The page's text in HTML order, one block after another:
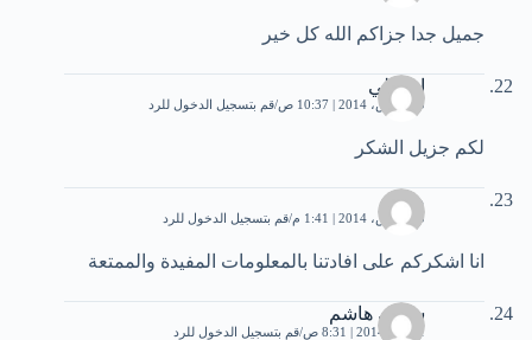
جميل جدا جزاكم الله كل خير
ابو علي
10 مارس، 2014 | 10:37 ص قم بتسجيل الدخول للرد
لكم جزيل الشكر
مريم
20 مارس، 2014 | 1:41 م قم بتسجيل الدخول للرد
انا اشكركم على افادتنا بالمعلومات المفيدة والممتعة
سلمي هاشم
1 مايو، 2014 | 8:31 ص قم بتسجيل الدخول للرد